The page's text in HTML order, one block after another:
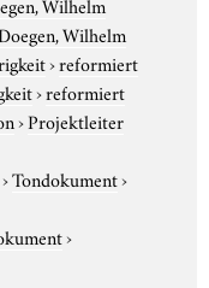
Wilhelm
›reformiert
›reformiert
›Projektleiter
Tondokument›
›